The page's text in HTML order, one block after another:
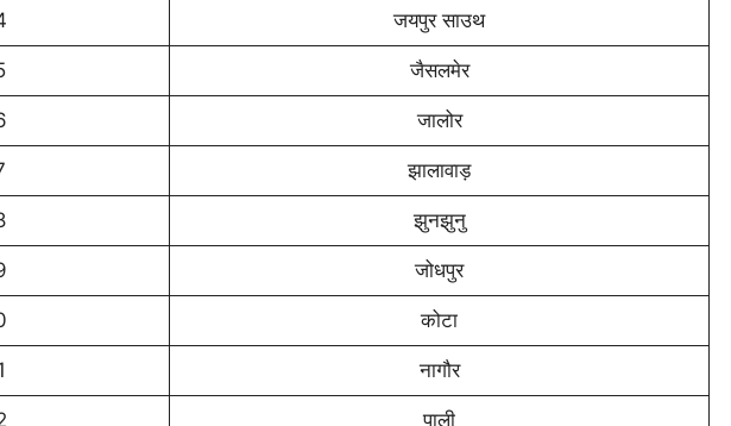
जयपुर साउथ
जैसलमेर
जालोर
झालावाड़
झुनझुनु
जोधपुर
कोटा
नागौर
पाली